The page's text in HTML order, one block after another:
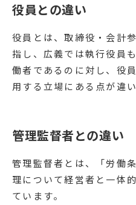
役員との違い
役員とは、取締役・会計
指し、広義では執行役員
働者であるのに対し、役
用する立場にある点が違
管理監督者との違い
管理監督者とは、「労働
理について経営者と一体
ています。